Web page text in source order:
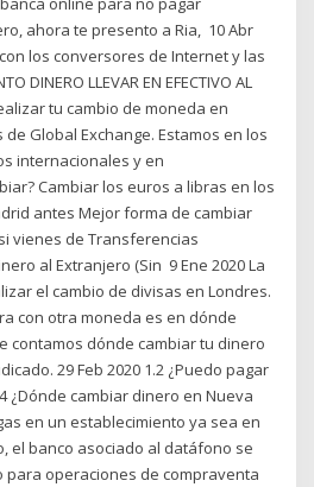
ahora te presento a Ria, 10 Abr
los conversores de Internet y las
DINERO LLEVAR EN EFECTIVO AL
tu cambio de moneda en
Global Exchange. Estamos en los
internacionales y en
Cambiar los euros a libras en los
antes Mejor forma de cambiar
vienes de Transferencias
al Extranjero (Sin 9 Ene 2020 La
el cambio de divisas en Londres.
con otra moneda es en dónde
contamos dónde cambiar tu dinero
29 Feb 2020 1.2 ¿Puedo pagar
¿Dónde cambiar dinero en Nueva
en un establecimiento ya sea en
el banco asociado al datáfono se
para operaciones de compraventa